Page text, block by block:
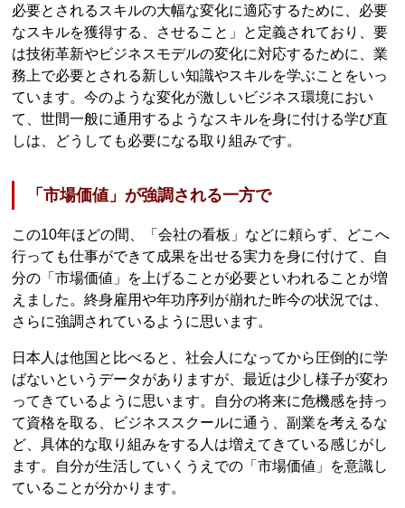
必要とされるスキルの大幅な変化に適応するために、必要
なスキルを獲得する、させること」と定義されており、要
は技術革新やビジネスモデルの変化に対応するために、業
務上で必要とされる新しい知識やスキルを学ぶことをいっ
ています。今のような変化が激しいビジネス環境におい
て、世間一般に通用するようなスキルを身に付ける学び直
しは、どうしても必要になる取り組みです。
「市場価値」が強調される一方で
この10年ほどの間、「会社の看板」などに頼らず、どこへ
行っても仕事ができて成果を出せる実力を身に付けて、自
分の「市場価値」を上げることが必要といわれることが増
えました。終身雇用や年功序列が崩れた昨今の状況では、
さらに強調されているように思います。
日本人は他国と比べると、社会人になってから圧倒的に学
ばないというデータがありますが、最近は少し様子が変わ
ってきているように思います。自分の将来に危機感を持っ
て資格を取る、ビジネススクールに通う、副業を考えるな
ど、具体的な取り組みをする人は増えてきている感じがし
ます。自分が生活していくうえでの「市場価値」を意識し
ていることが分かります。